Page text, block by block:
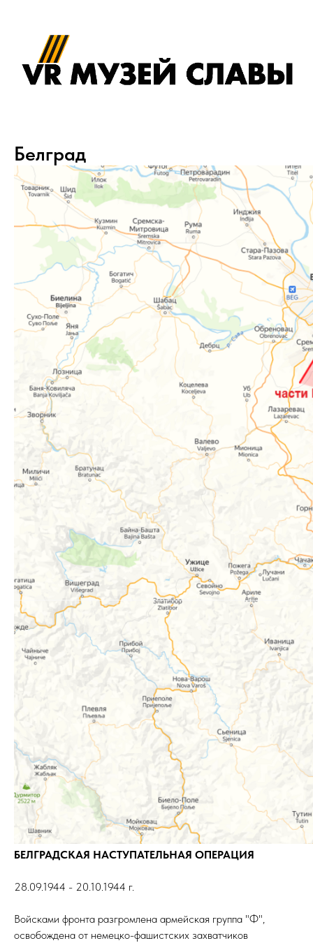
Белград
БЕЛГРАДСКАЯ НАСТУПАТЕЛЬНАЯ ОПЕРАЦИЯ
28.09.1944 - 20.10.1944 г.
Войсками фронта разгромлена армейская группа "Ф",
освобождена от немецко-фашистских захватчиков